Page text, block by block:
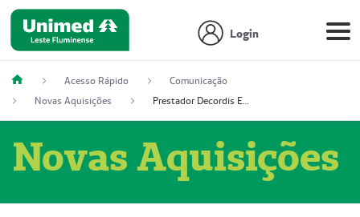
Login
Acesso Rápido
Comunicação
Novas Aquisições
Prestador Decordis Exames Cardiológicos LTDA (51004347-4)
Novas Aquisições